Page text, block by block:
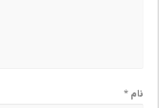
نام*